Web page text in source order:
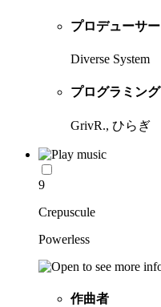
プロデューサー
Diverse System
プログラミング
GrivR., ひらぎ
9
Crepuscule
Powerless
作曲者